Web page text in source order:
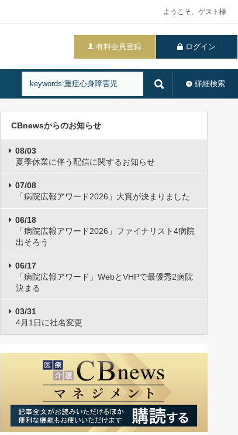
ようこそ、ゲスト様
有料会員登録 ログイン
詳細検索
CBnewsからのお知らせ
08/03
夏季休業に伴う配信に関するお知らせ
07/08
「病院広報アワード2026」大賞が決まりました
06/18
「病院広報アワード2026」ファイナリスト4病院
出そろう
06/17
「病院広報アワード」WebとVHPで最優秀2病院
決まる
03/31
4月1日に社名変更